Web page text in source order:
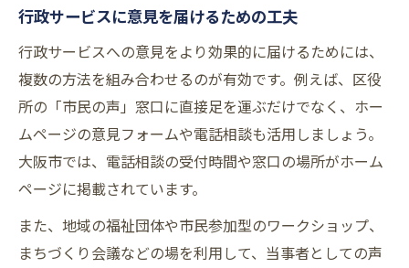
行政サービスに意見を届けるための工夫
行政サービスへの意見をより効果的に届けるためには、
複数の方法を組み合わせるのが有効です。例えば、区役
所の「市民の声」窓口に直接足を運ぶだけでなく、ホー
ムページの意見フォームや電話相談も活用しましょう。
大阪市では、電話相談の受付時間や窓口の場所がホーム
ページに掲載されています。
また、地域の福祉団体や市民参加型のワークショップ、
まちづくり会議などの場を利用して、当事者としての声